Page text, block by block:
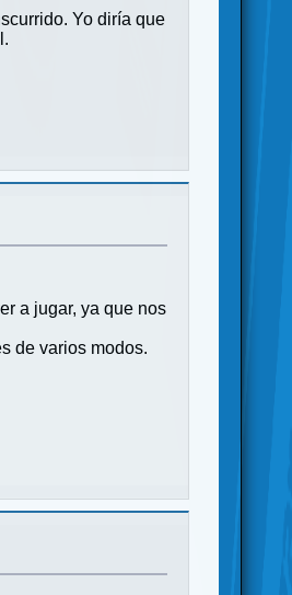
Yo diría que
a jugar, ya que nos
de varios modos.